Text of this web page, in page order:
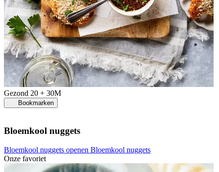
Gezond 20 + 30M
Bookmarken
Bloemkool nuggets
Bloemkool nuggets openen Bloemkool nuggets
Onze favoriet